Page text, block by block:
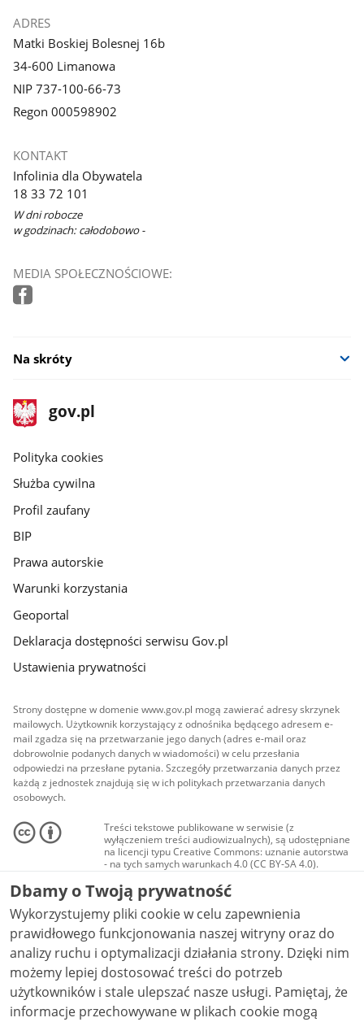
ADRES
Matki Boskiej Bolesnej 16b
34-600 Limanowa
NIP 737-100-66-73
Regon 000598902
KONTAKT
Infolinia dla Obywatela
18 33 72 101
W dni robocze
w godzinach: całodobowo -
MEDIA SPOŁECZNOŚCIOWE:
Na skróty
stopka
gov.pl
Strona
gov.pl
gov.pl
Polityka cookies
Służba cywilna
Profil zaufany
BIP
Prawa autorskie
Warunki korzystania
Geoportal
Deklaracja dostępności serwisu Gov.pl
Ustawienia prywatności
Strony dostępne w domenie www.gov.pl mogą zawierać adresy skrzynek
mailowych. Użytkownik korzystający z odnośnika będącego adresem e-
mail zgadza się na przetwarzanie jego danych (adres e-mail oraz
dobrowolnie podanych danych w wiadomości) w celu przesłania
odpowiedzi na przesłane pytania. Szczegóły przetwarzania danych przez
każdą z jednostek znajdują się w ich politykach przetwarzania danych
osobowych.
Treści tekstowe publikowane w serwisie (z
wyłączeniem treści audiowizualnych), są udostępniane
na licencji typu Creative Commons: uznanie autorstwa
- na tych samych warunkach 4.0 (CC BY-SA 4.0).
Materiały audiowizualne, w tym zdjęcia, materiały
audio i wideo, są udostępniane na licencji typu
Creative Commons: uznanie autorstwa użycie
niekomercyjne - bez utworów zależnych 4.0 (CC BY-
NC-ND 4.0), o ile nie jest to stwierdzone inaczej.
Dbamy o Twoją prywatność
Wykorzystujemy pliki cookie w celu zapewnienia
prawidłowego funkcjonowania naszej witryny oraz do
analizy ruchu i optymalizacji działania strony. Dzięki nim
możemy lepiej dostosować treści do potrzeb
użytkowników i stale ulepszać nasze usługi. Pamiętaj, że
informacje przechowywane w plikach cookie mogą